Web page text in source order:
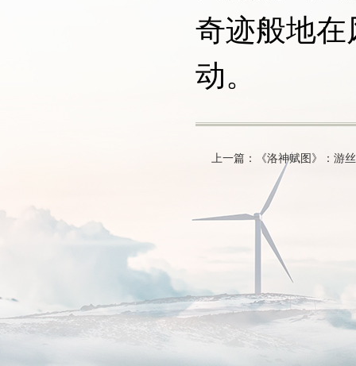
奇迹般地
动。
上一篇：《洛神赋图》：游